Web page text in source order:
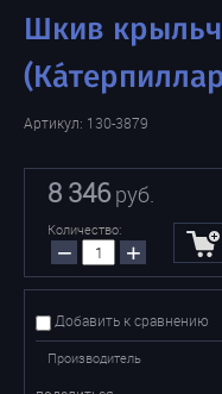
Шкив
Артикул: 130-3879
8 346руб.
Количество:
− +
Добавить к сравнению
Производитель